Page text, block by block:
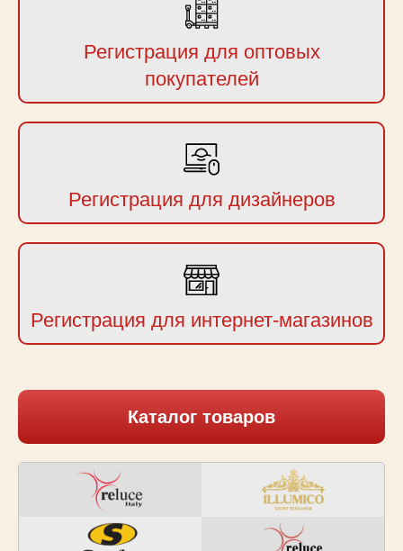
Регистрация для оптовых
покупателей
Регистрация для дизайнеров
Регистрация для интернет-магазинов
Каталог товаров